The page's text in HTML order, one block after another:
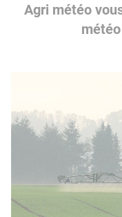
Agri météo